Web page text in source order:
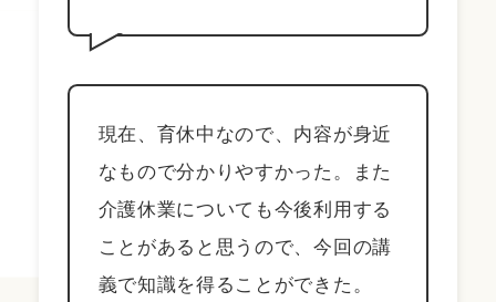
現在、育休中なので、内容が身近
なもので分かりやすかった。また
介護休業についても今後利用する
ことがあると思うので、今回の講
義で知識を得ることができた。